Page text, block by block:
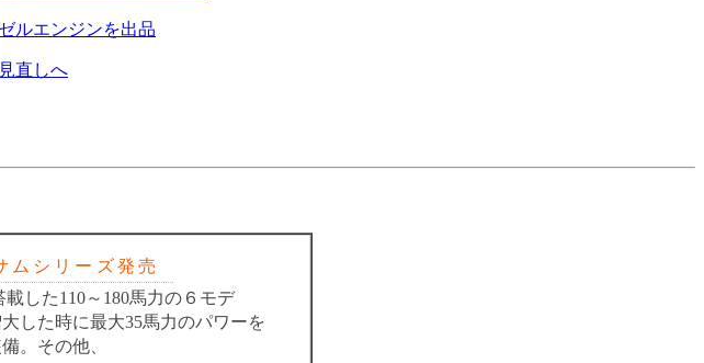
ルエンジンを出品
直しへ
シリーズ発売
した110～180馬力の６モデ
した時に最大35馬力のパワーを
。その他、